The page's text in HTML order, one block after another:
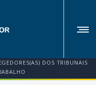
DOS TRIBUNAIS